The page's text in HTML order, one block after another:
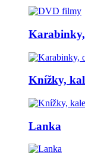
Knížky,
Lanka